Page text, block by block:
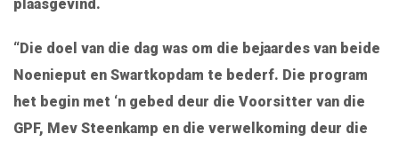
plaasgevind.
“Die doel van die dag was om die bejaardes van beide
Noenieput en Swartkopdam te bederf. Die program
het begin met ‘n gebed deur die Voorsitter van die
GPF, Mev Steenkamp en die verwelkoming deur die